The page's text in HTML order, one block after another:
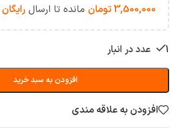
3,500,000تومان مانده تا ارسال رایگان
1 عدد در انبار
افزودن به سبد خرید
افزودن به علاقه مندی